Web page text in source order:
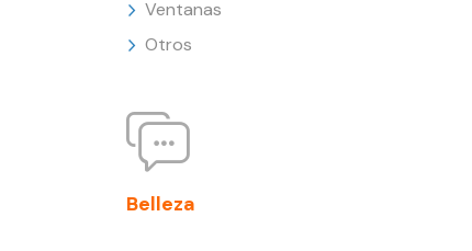
Ventanas
Otros
Belleza